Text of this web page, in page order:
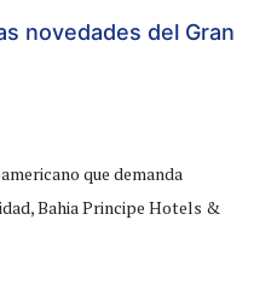
novedades del Gran
que demanda
Bahia Principe Hotels &